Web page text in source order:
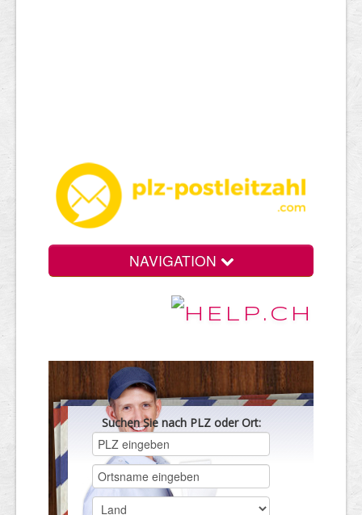
NAVIGATION
Suchen Sie nach PLZ oder Ort: